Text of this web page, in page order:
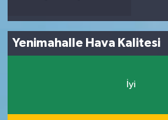
Yenimahalle Hava Kalitesi
İyi